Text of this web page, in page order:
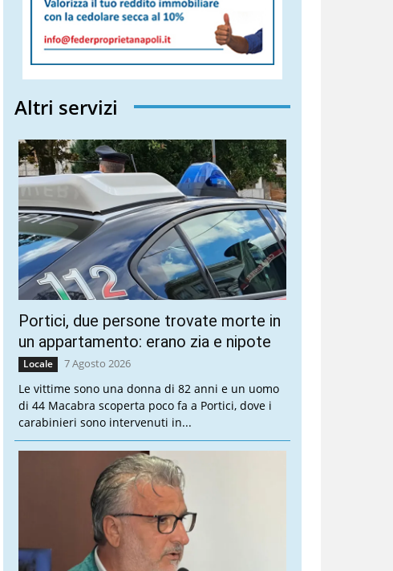
Altri servizi
Portici, due persone trovate morte in
un appartamento: erano zia e nipote
Locale 7 Agosto 2026
Le vittime sono una donna di 82 anni e un uomo
di 44 Macabra scoperta poco fa a Portici, dove i
carabinieri sono intervenuti in...